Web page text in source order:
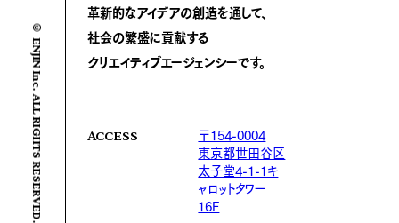
© ENJIN Inc. ALL RIGHTS RESERVED.
革新的なアイデアの創造を通して、
社会の繁盛に貢献する
クリエイティブエージェンシーです。
ACCESS
〒154-0004
東京都世田谷区
太子堂4-1-1キ
ャロットタワー
16F